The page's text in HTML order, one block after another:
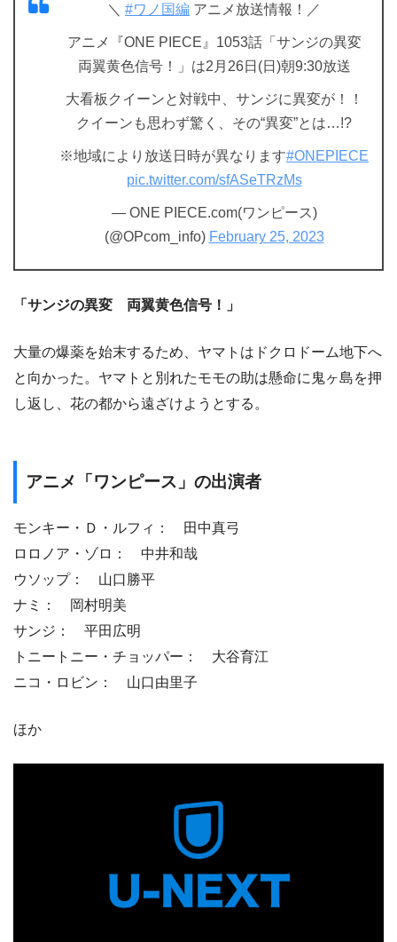
＼ #ワノ国編 アニメ放送情報！／
アニメ『ONE PIECE』1053話「サンジの異変
両翼黄色信号！」は2月26日(日)朝9:30放送
大看板クイーンと対戦中、サンジに異変が！！
クイーンも思わず驚く、その“異変”とは…!?
※地域により放送日時が異なります#ONEPIECE
pic.twitter.com/sfASeTRzMs
— ONE PIECE.com(ワンピース)
(@OPcom_info) February 25, 2023
「サンジの異変 両翼黄色信号！」
大量の爆薬を始末するため、ヤマトはドクロドーム地下へ
と向かった。ヤマトと別れたモモの助は懸命に鬼ヶ島を押
し返し、花の都から遠ざけようとする。
アニメ「ワンピース」の出演者
モンキー・Ｄ・ルフィ： 田中真弓
ロロノア・ゾロ： 中井和哉
ウソップ： 山口勝平
ナミ： 岡村明美
サンジ： 平田広明
トニートニー・チョッパー： 大谷育江
ニコ・ロビン： 山口由里子
ほか